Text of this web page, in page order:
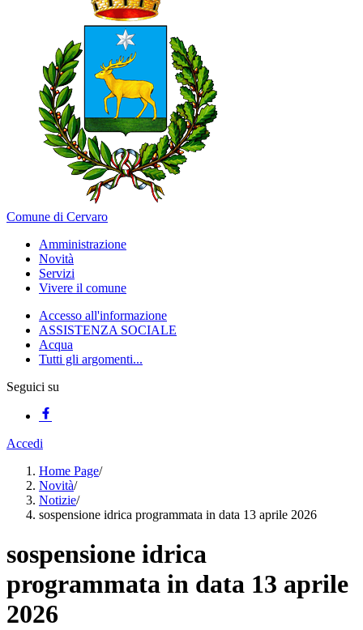
Comune di Cervaro
Amministrazione
Novità
Servizi
Vivere il comune
Accesso all'informazione
ASSISTENZA SOCIALE
Acqua
Tutti gli argomenti...
Seguici su
Accedi
Home Page/
Novità/
Notizie/
sospensione idrica programmata in data 13 aprile 2026
sospensione idrica
programmata in data 13 aprile
2026